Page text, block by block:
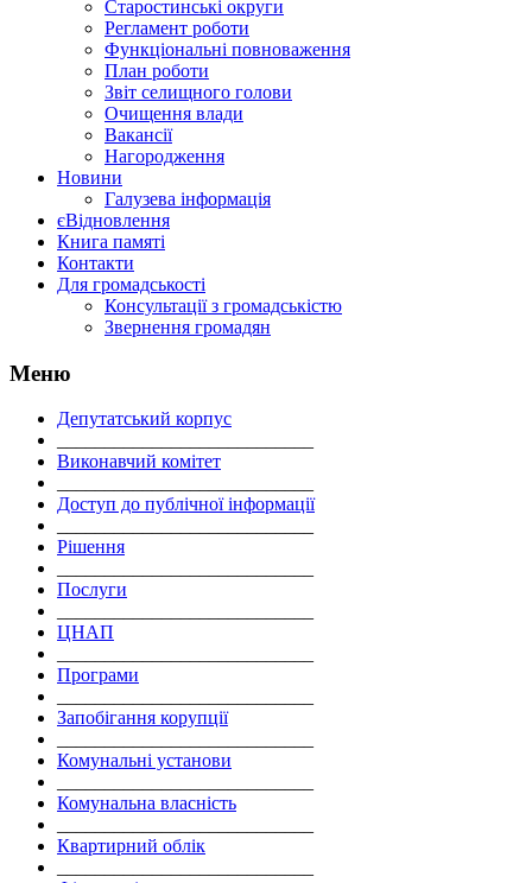
Старостинські округи
Регламент роботи
Функціональні повноваження
План роботи
Звіт селищного голови
Очищення влади
Вакансії
Нагородження
Новини
Галузева інформація
єВідновлення
Книга памяті
Контакти
Для громадськості
Консультації з громадськістю
Звернення громадян
Меню
Депутатський корпус
Виконавчий комітет
Доступ до публічної інформації
Рішення
Послуги
ЦНАП
Програми
Запобігання корупції
Комунальні установи
Комунальна власність
Квартирний облік